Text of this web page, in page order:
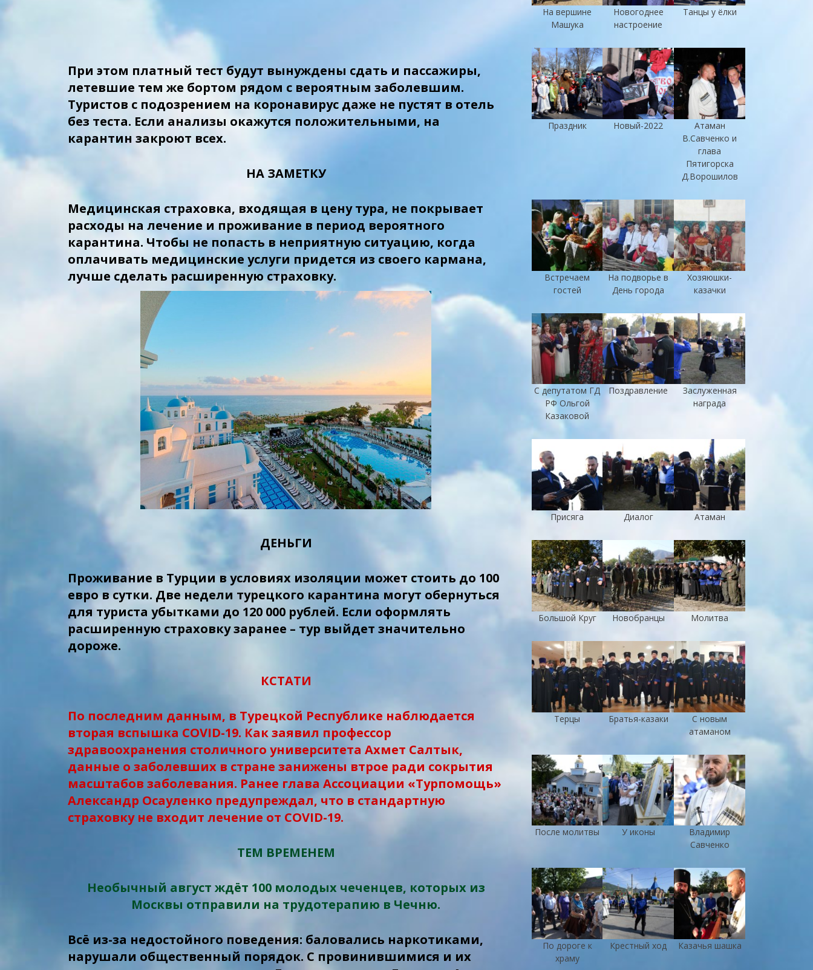
При этом платный тест будут вынуждены сдать и пассажиры,
летевшие тем же бортом рядом с вероятным заболевшим.
Туристов с подозрением на коронавирус даже не пустят в отель
без теста. Если анализы окажутся положительными, на
карантин закроют всех.
НА ЗАМЕТКУ
Медицинская страховка, входящая в цену тура, не покрывает
расходы на лечение и проживание в период вероятного
карантина. Чтобы не попасть в неприятную ситуацию, когда
оплачивать медицинские услуги придется из своего кармана,
лучше сделать расширенную страховку.
ДЕНЬГИ
Проживание в Турции в условиях изоляции может стоить до 100
евро в сутки. Две недели турецкого карантина могут обернуться
для туриста убытками до 120 000 рублей. Если оформлять
расширенную страховку заранее – тур выйдет значительно
дороже.
КСТАТИ
По последним данным, в Турецкой Республике наблюдается
вторая вспышка COVID-19. Как заявил профессор
здравоохранения столичного университета Ахмет Салтык,
данные о заболевших в стране занижены втрое ради сокрытия
масштабов заболевания. Ранее глава Ассоциации «Турпомощь»
Александр Осауленко предупреждал, что в стандартную
страховку не входит лечение от COVID-19.
ТЕМ ВРЕМЕНЕМ
Необычный август ждёт 100 молодых чеченцев, которых из
Москвы отправили на трудотерапию в Чечню.
Всё из-за недостойного поведения: баловались наркотиками,
нарушали общественный порядок. С провинившимися и их
На вершине
Машука
Новогоднее
настроение
Танцы у ёлки
Праздник Новый-2022
Атаман
В.Савченко и
глава
Пятигорска
Д.Ворошилов
Встречаем
гостей
На подворье в
День города
Хозяюшки-
казачки
С депутатом ГД
РФ Ольгой
Казаковой
Поздравление
Заслуженная
награда
Присяга Диалог Атаман
Большой Круг Новобранцы Молитва
Терцы Братья-казаки
С новым
атаманом
После молитвы У иконы
Владимир
Савченко
По дороге к
храму
Крестный ход Казачья шашка